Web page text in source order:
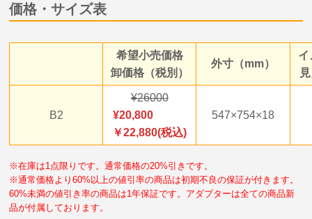
価格・サイズ表
希望小売価格
卸価格（税別）
外寸（mm）
イ
B2
26000
20,800
￥22,880(税込)
547×754×18
※在庫は1点限りです。通常価格の20%引きです。
※通常価格より60%以上の値引率の商品は初期不良の保証が付きます。
60%未満の値引き率の商品は1年保証です。アダプターは全ての商品新
品が付属しております。